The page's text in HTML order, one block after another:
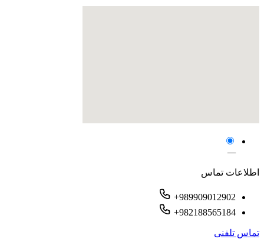
—
اطلاعات تماس
+989909012902
+982188565184
تماس تلفنی